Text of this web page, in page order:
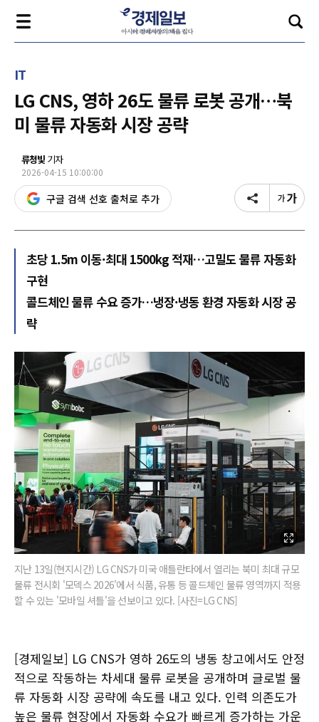
IT
LG CNS, 영하 26도 물류 로봇 공개…북
미 물류 자동화 시장 공략
류청빛 기자
2026-04-15 10:00:00
구글 검색 선호 출처로 추가
초당 1.5m 이동·최대 1500kg 적재…고밀도 물류 자동화
구현
콜드체인 물류 수요 증가…냉장·냉동 환경 자동화 시장 공
략
지난 13일(현지시간) LG CNS가 미국 애틀란타에서 열리는 북미 최대 규모
물류 전시회 '모덱스 2026'에서 식품, 유통 등 콜드체인 물류 영역까지 적용
할 수 있는 '모바일 셔틀'을 선보이고 있다. [사진=LG CNS]
[경제일보] LG CNS가 영하 26도의 냉동 창고에서도 안정
적으로 작동하는 차세대 물류 로봇을 공개하며 글로벌 물
류 자동화 시장 공략에 속도를 내고 있다. 인력 의존도가
높은 물류 현장에서 자동화 수요가 빠르게 증가하는 가운